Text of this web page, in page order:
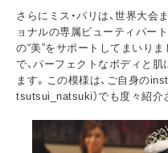
さらにミス・パリは、世界大会
ョナルの専属ビューティパー
の“美”をサポートしてまいり
で、パーフェクトなボディと
ます。この模様は、ご自身の
tsutsui_natsuki）でも度々紹介